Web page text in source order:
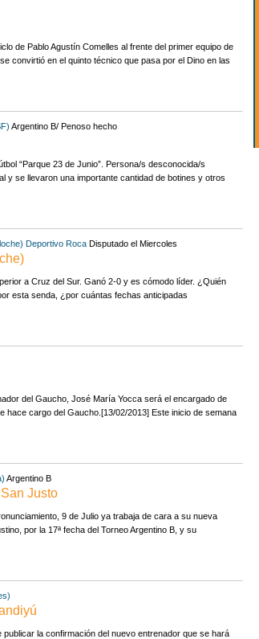
de Pablo Agustín Comelles al frente del primer equipo de
convirtió en el quinto técnico que pasa por el Dino en las
Argentino B/ Penoso hecho
“Parque 23 de Junio”. Persona/s desconocida/s
y se llevaron una importante cantidad de botines y otros
Deportivo Roca Disputado el Miercoles
a Cruz del Sur. Ganó 2-0 y es cómodo líder. ¿Quién
esta senda, ¿por cuántas fechas anticipadas
del Gaucho, José María Yocca será el encargado de
hace cargo del Gaucho.[13/02/2013] Este inicio de semana
Argentino B
Justo
9 de Julio ya trabaja de cara a su nueva
por la 17ª fecha del Torneo Argentino B, y su
la confirmación del nuevo entrenador que se hará